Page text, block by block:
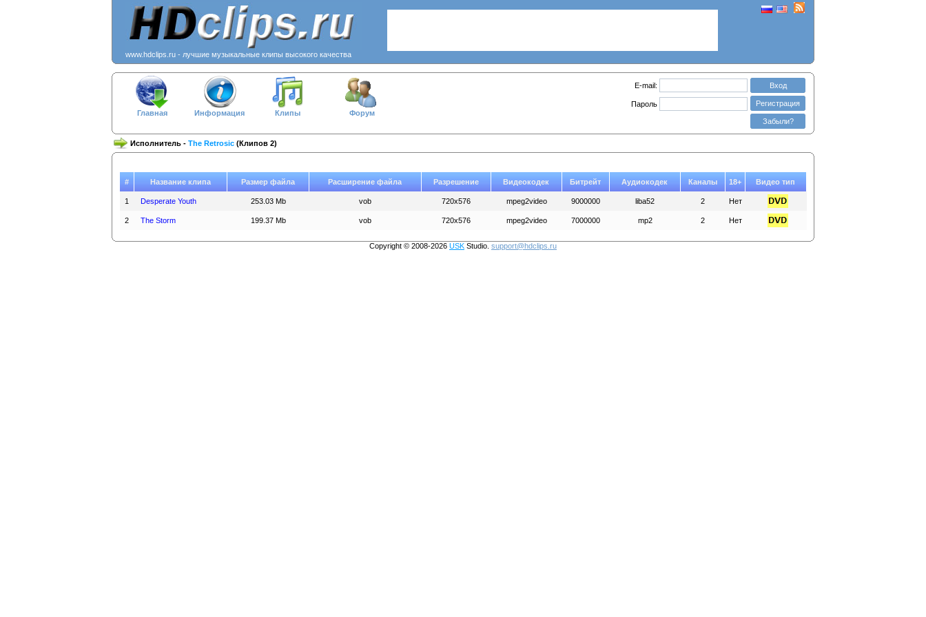
www.hdclips.ru - лучшие музыкальные клипы высокого качества
Главная Информация Клипы Форум
E-mail: Вход
Пароль Регистрация
Забыли?
Исполнитель - The Retrosic (Клипов 2)
# Название клипа Размер файла Расширение файла Разрешение Видеокодек Битрейт Аудиокодек Каналы 18+ Видео тип
1 Desperate Youth 253.03 Mb vob 720x576 mpeg2video 9000000 liba52 2 Нет
2 The Storm 199.37 Mb vob 720x576 mpeg2video 7000000 mp2 2 Нет
Copyright © 2008-2026 USK Studio. support@hdclips.ru